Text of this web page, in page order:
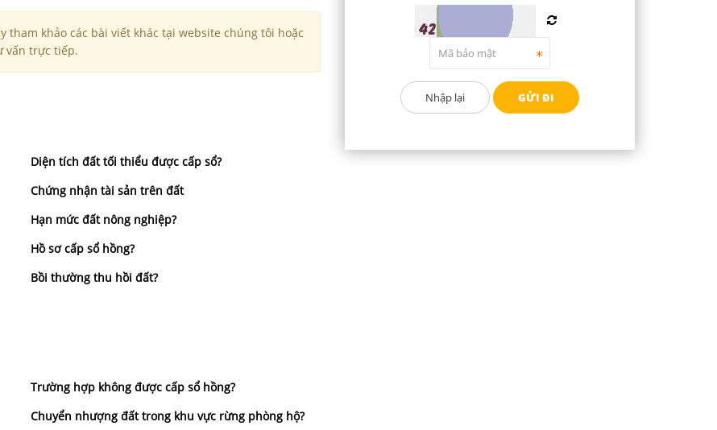
khảo các bài viết khác tại website chúng tôi hoặc
vấn trực tiếp.
Diện tích đất tối thiểu được cấp sổ?
Chứng nhận tài sản trên đất
Hạn mức đất nông nghiệp?
Hồ sơ cấp sổ hồng?
Bồi thường thu hồi đất?
Trường hợp không được cấp sổ hồng?
Chuyển nhượng đất trong khu vực rừng phòng hộ?